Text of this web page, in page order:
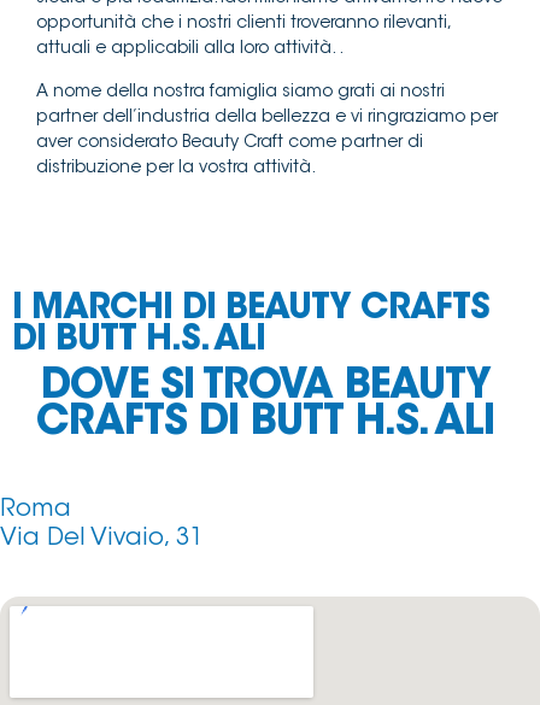
opportunità che i nostri clienti troveranno rilevanti,
attuali e applicabili alla loro attività. .
A nome della nostra famiglia siamo grati ai nostri
partner dell’industria della bellezza e vi ringraziamo per
aver considerato Beauty Craft come partner di
distribuzione per la vostra attività.
I MARCHI DI BEAUTY CRAFTS
DI BUTT H.S. ALI
DOVE SI TROVA BEAUTY
CRAFTS DI BUTT H.S. ALI
Roma
Via Del Vivaio, 31